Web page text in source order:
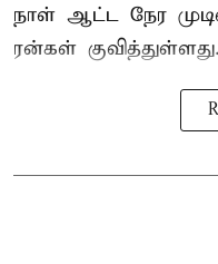
நாள் ஆட்ட நேர
ரன்கள் குவித்துள்ளது.